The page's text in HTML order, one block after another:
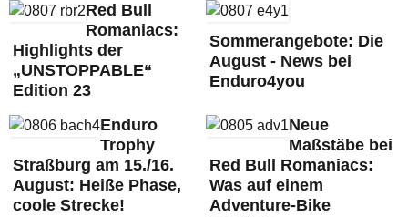
Red Bull
Romaniacs:
Highlights der
„UNSTOPPABLE“
Edition 23
Sommerangebote: Die
August - News bei
Enduro4you
Enduro
Trophy
Straßburg am 15./16.
August: Heiße Phase,
coole Strecke!
Neue
Maßstäbe bei
Red Bull Romaniacs:
Was auf einem
Adventure-Bike